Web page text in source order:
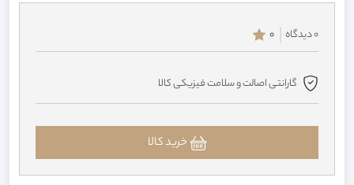
0 دیدگاه 0
گارانتی اصالت و سلامت فیزیکی کالا
خرید کالا